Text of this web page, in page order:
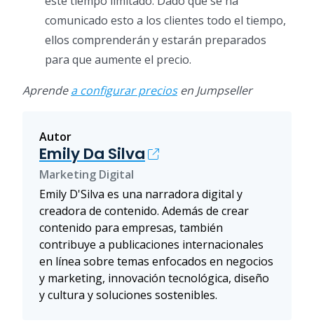
comunicado esto a los clientes todo el tiempo,
ellos comprenderán y estarán preparados
para que aumente el precio.
Aprendea configurar preciosen Jumpseller
Autor
Emily Da Silva
Marketing Digital
Emily D'Silva es una narradora digital y
creadora de contenido. Además de crear
contenido para empresas, también
contribuye a publicaciones internacionales
en línea sobre temas enfocados en negocios
y marketing, innovación tecnológica, diseño
y cultura y soluciones sostenibles.